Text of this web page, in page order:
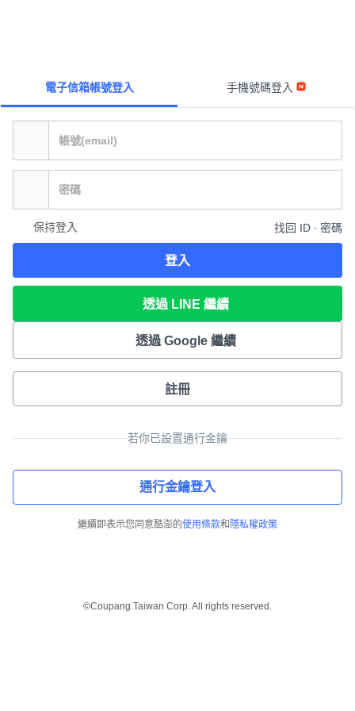
電子信箱帳號登入 手機號碼登入
保持登入 找回 ID ∙ 密碼
登入
透過 LINE 繼續
透過 Google 繼續
註冊
若你已設置通行金鑰
通行金鑰登入
繼續即表示您同意酷澎的使用條款和 隱私權政策
©Coupang Taiwan Corp. All rights reserved.